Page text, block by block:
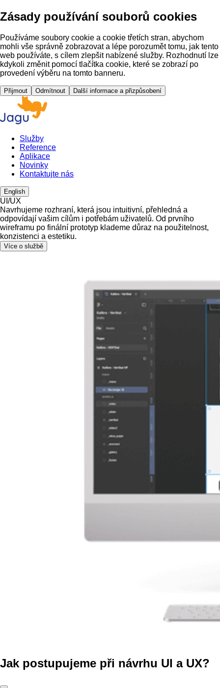
Zásady používání souborů cookies
Používáme soubory cookie a cookie třetích stran, abychom
mohli vše správně zobrazovat a lépe porozumět tomu, jak tento
web používáte, s cílem zlepšit nabízené služby. Rozhodnutí lze
kdykoli změnit pomocí tlačítka cookie, které se zobrazí po
provedení výběru na tomto banneru.
Přijmout Odmítnout Další informace a přizpůsobení
Služby
Reference
Aplikace
Novinky
Kontaktujte nás
English
UI/UX
Navrhujeme rozhraní, která jsou intuitivní, přehledná a
odpovídají vašim cílům i potřebám uživatelů. Od prvního
wireframu po finální prototyp klademe důraz na použitelnost,
konzistenci a estetiku.
Více o službě
Jak postupujeme při návrhu UI a UX?